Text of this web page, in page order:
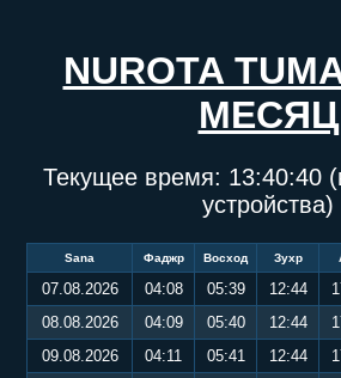
NUROTA
МЕСЯЦ
Текущее время: 13:40:40
устройства)
Sana Фаджр Восход Зухр
07.08.2026 04:08 05:39 12:44
08.08.2026
04:09 05:40 12:44
09.08.2026
04:11 05:41 12:44